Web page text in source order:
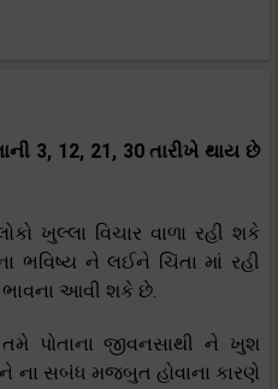
3, 12, 21, 30 તારીખે થાય છે
ખુલ્લા વિચાર વાળા રહી શકે
ભવિષ્ય ને લઈને ચિંતા માં રહી
આવી શકે છે.
પોતાના જીવનસાથી ને ખુશ
ના સબંધ મજબુત હોવાના કારણે